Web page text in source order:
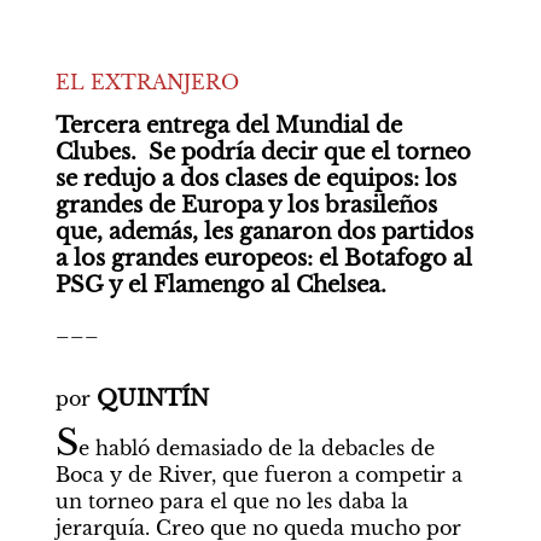
EL EXTRANJERO
Tercera entrega del Mundial de
Clubes.  Se podría decir que el torneo
se redujo a dos clases de equipos: los
grandes de Europa y los brasileños
que, además, les ganaron dos partidos
a los grandes europeos: el Botafogo al
PSG y el Flamengo al Chelsea.
por QUINTÍN
Se habló demasiado de la debacles de
Boca y de River, que fueron a competir a
un torneo para el que no les daba la
jerarquía. Creo que no queda mucho por